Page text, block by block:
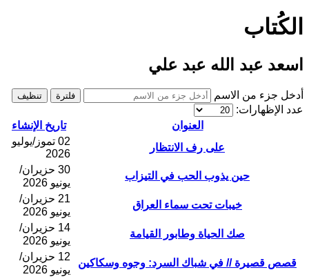
الكُتاب
اسعد عبد الله عبد علي
أدخل جزء من الاسم فلترة تنظيف
عدد الإظهارات:
العنوان
تاريخ الإنشاء
على رف الانتظار
02 تموز/يوليو
2026
حين يذوب الحب في التيزاب
30 حزيران/
يونيو 2026
خيبات تحت سماء العراق
21 حزيران/
يونيو 2026
صك الحياة وطابور القيامة
14 حزيران/
يونيو 2026
قصص قصيرة // في شباك السرد: وجوه وسكاكين
12 حزيران/
يونيو 2026